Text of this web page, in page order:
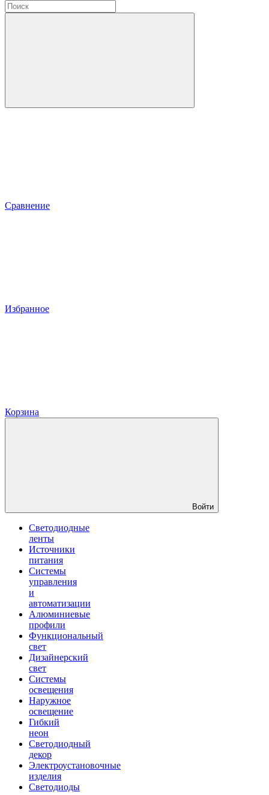
Сравнение
Избранное
Корзина
Войти
Светодиодные
ленты
Источники
питания
Системы
управления
и
автоматизации
Алюминиевые
профили
Функциональный
свет
Дизайнерский
свет
Системы
освещения
Наружное
освещение
Гибкий
неон
Светодиодный
декор
Электроустановочные
изделия
Светодиоды